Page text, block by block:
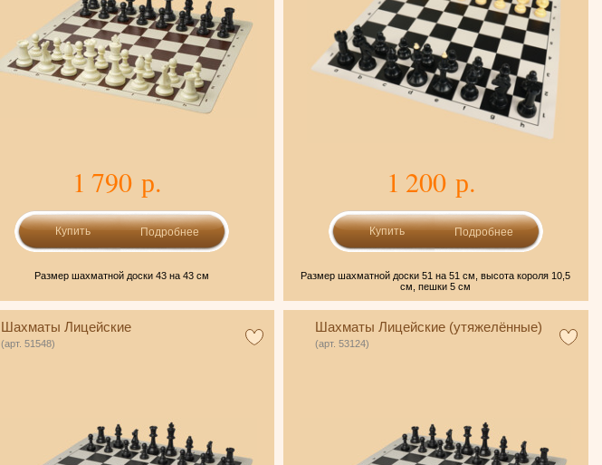
1 790 р.
Подробнее
Размер шахматной доски 43 на 43 см
1 200 р.
Подробнее
Размер шахматной доски 51 на 51 см, высота короля 10,5
см, пешки 5 см
Шахматы Лицейские
(арт. 51548)
Шахматы Лицейские (утяжелённые)
(арт. 53124)